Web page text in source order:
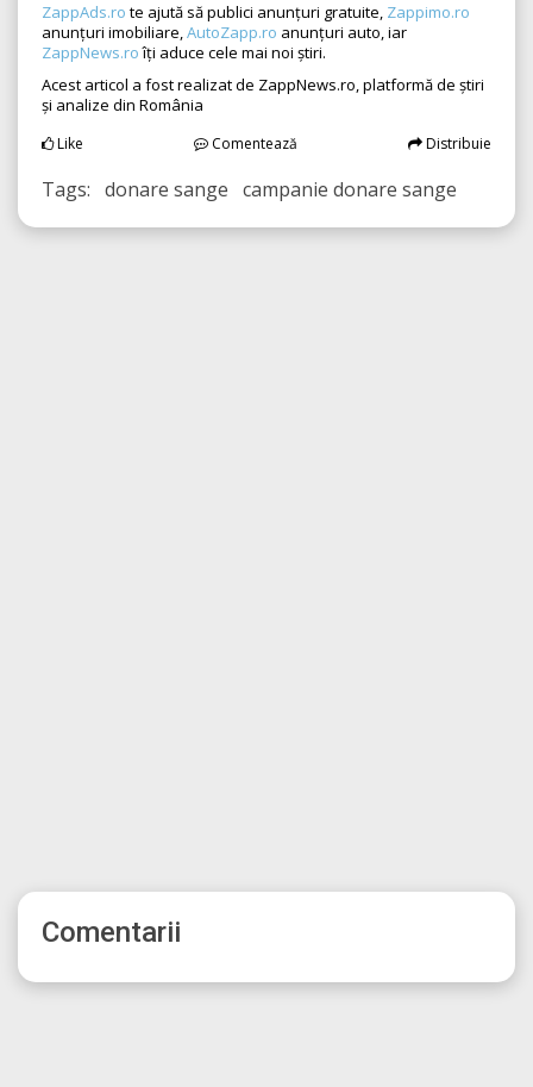
ZappAds.ro te ajută să publici anunțuri gratuite, Zappimo.ro
anunțuri imobiliare,AutoZapp.ro anunțuri auto, iar
ZappNews.roîți aduce cele mai noi știri.
Acest articol a fost realizat de ZappNews.ro, platformă de știri
și analize din România
Like Comentează Distribuie
Tags: donare sange campanie donare sange
Comentarii